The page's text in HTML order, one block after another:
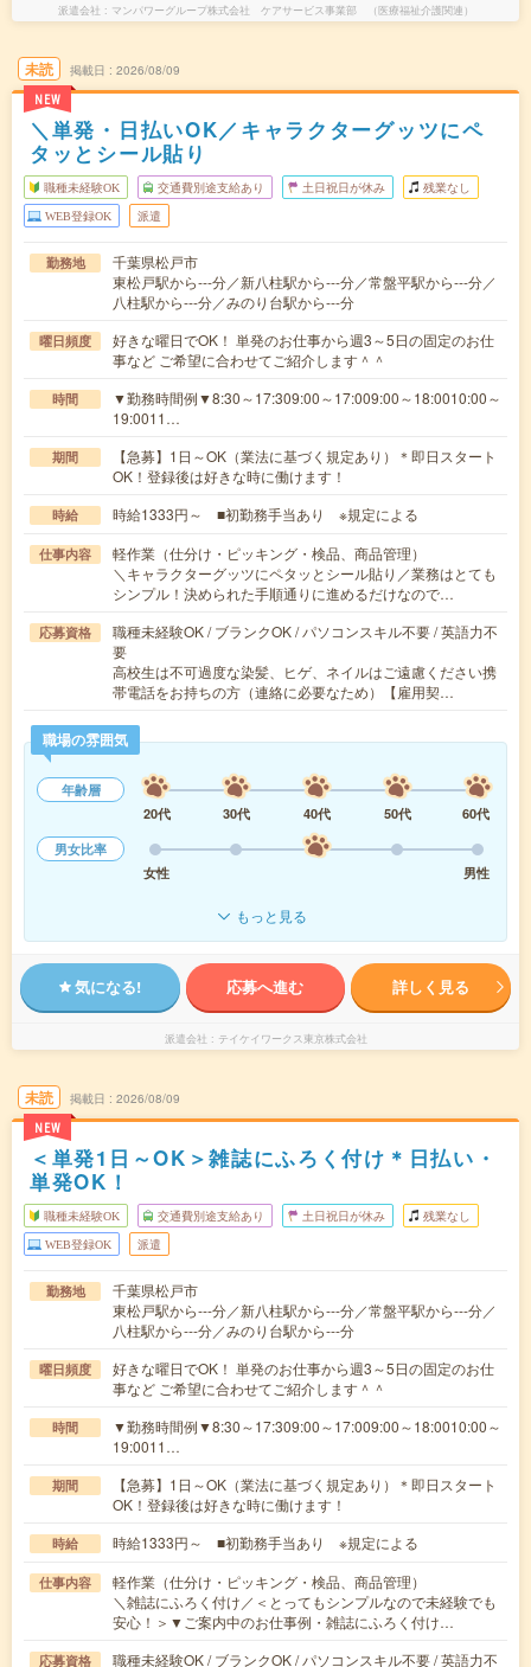
派遣会社 マンパワーグループ株式会社 ケアサービス事業部 （医療福祉介護関連）
未読
NEW
掲載日 2026/08/09
＼単発・日払いOK／キャラクターグッツにペ
タッとシール貼り
職種未経験OK 交通費別途支給あり 土日祝日が休み 残業なし
WEB登録OK 派遣
勤務地
千葉県松戸市
東松戸駅から---分／新八柱駅から---分／常盤平駅から---分／
八柱駅から---分／みのり台駅から---分
曜日頻度
好きな曜日でOK！ 単発のお仕事から週3～5日の固定のお仕
事など ご希望に合わせてご紹介します＾＾
時間
▼勤務時間例▼8:30～17:309:00～17:009:00～18:0010:00～
19:0011…
期間
【急募】1日～OK（業法に基づく規定あり）＊即日スタート
OK！登録後は好きな時に働けます！
時給 時給1333円～ ■初勤務手当あり ※規定による
仕事内容
軽作業（仕分け・ピッキング・検品、商品管理）
＼キャラクターグッツにペタッとシール貼り／業務はとても
シンプル！決められた手順通りに進めるだけなので…
応募資格
職種未経験OK / ブランクOK / パソコンスキル不要 / 英語力不
要
高校生は不可過度な染髪、ヒゲ、ネイルはご遠慮ください携
帯電話をお持ちの方（連絡に必要なため）【雇用契…
職場の雰囲気
年齢層
20代
30代 40代 50代
60代
男女比率
女性
男性
もっと見る
気になる! 応募へ進む 詳しく見る
派遣会社 テイケイワークス東京株式会社
未読
NEW
掲載日 2026/08/09
＜単発1日～OK＞雑誌にふろく付け＊日払い・
単発OK！
職種未経験OK 交通費別途支給あり 土日祝日が休み 残業なし
WEB登録OK 派遣
勤務地
千葉県松戸市
東松戸駅から---分／新八柱駅から---分／常盤平駅から---分／
八柱駅から---分／みのり台駅から---分
曜日頻度
好きな曜日でOK！ 単発のお仕事から週3～5日の固定のお仕
事など ご希望に合わせてご紹介します＾＾
時間
▼勤務時間例▼8:30～17:309:00～17:009:00～18:0010:00～
19:0011…
期間
【急募】1日～OK（業法に基づく規定あり）＊即日スタート
OK！登録後は好きな時に働けます！
時給 時給1333円～ ■初勤務手当あり ※規定による
仕事内容
軽作業（仕分け・ピッキング・検品、商品管理）
＼雑誌にふろく付け／＜とってもシンプルなので未経験でも
安心！＞▼ご案内中のお仕事例・雑誌にふろく付け…
応募資格 職種未経験OK / ブランクOK / パソコンスキル不要 / 英語力不